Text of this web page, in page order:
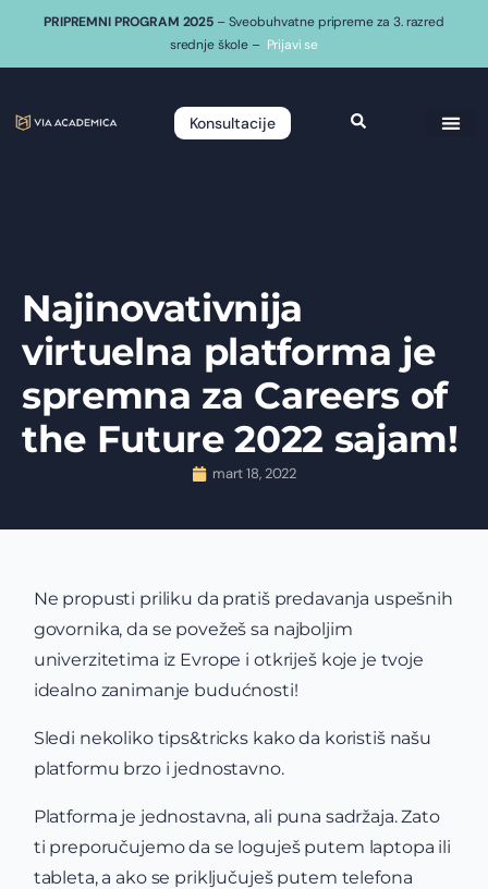
PRIPREMNI PROGRAM 2025 – Sveobuhvatne pripreme za 3. razred
srednje škole – Prijavi se
Konsultacije
Najinovativnija
virtuelna platforma je
spremna za Careers of
the Future 2022 sajam!
mart 18, 2022
Ne propusti priliku da pratiš predavanja uspešnih
govornika, da se povežeš sa najboljim
univerzitetima iz Evrope i otkriješ koje je tvoje
idealno zanimanje budućnosti!
Sledi nekoliko tips&tricks kako da koristiš našu
platformu brzo i jednostavno.
Platforma je jednostavna, ali puna sadržaja. Zato
ti preporučujemo da se loguješ putem laptopa ili
tableta, a ako se priključuješ putem telefona